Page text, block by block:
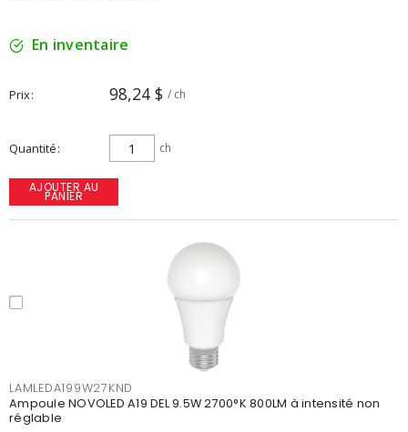
En inventaire
Prix 98,24 $ / ch
Quantité ch
AJOUTER AU
PANIER
LAMLEDA199W27KND
Ampoule NOVOLED A19 DEL 9.5W 2700°K 800LM à intensité non
réglable